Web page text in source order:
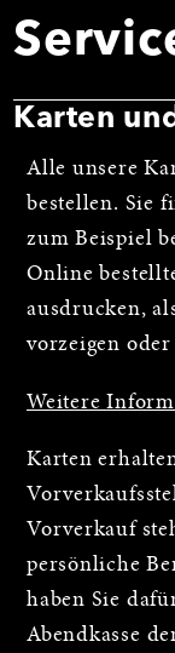
Karten
Alle unsere
bestellen. Sie
zum Beispiel
Online
ausdrucken,
vorzeigen oder
Weitere
Karten
Vorverkauf
persönliche
haben Sie
Abendkasse